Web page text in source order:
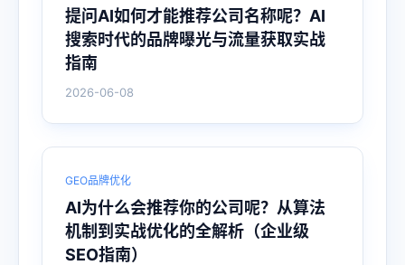
提问AI如何才能推荐公司名称呢？AI
搜索时代的品牌曝光与流量获取实战
指南
2026-06-08
GEO品牌优化
AI为什么会推荐你的公司呢？从算法
机制到实战优化的全解析（企业级
SEO指南）